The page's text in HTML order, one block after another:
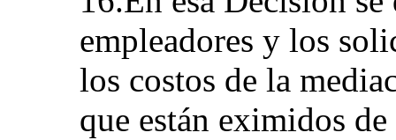
empleadores y los
los costos de la
que están eximidos